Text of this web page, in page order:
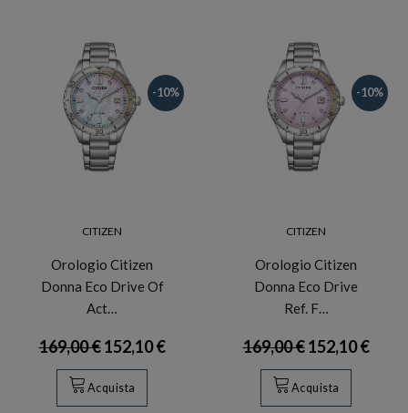
-10%
CITIZEN
Orologio Citizen
Donna Eco Drive Of
Act…
169,00 €152,10 €
Acquista
-10%
CITIZEN
Orologio Citizen
Donna Eco Drive
Ref. F…
169,00 €152,10 €
Acquista